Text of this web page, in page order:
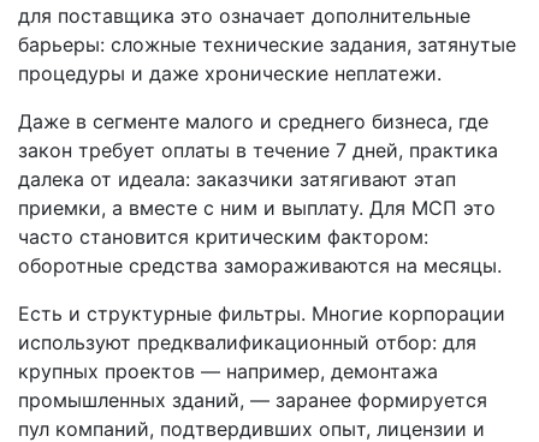
для поставщика это означает дополнительные
барьеры: сложные технические задания, затянутые
процедуры и даже хронические неплатежи.
Даже в сегменте малого и среднего бизнеса, где
закон требует оплаты в течение 7 дней, практика
далека от идеала: заказчики затягивают этап
приемки, а вместе с ним и выплату. Для МСП это
часто становится критическим фактором:
оборотные средства замораживаются на месяцы.
Есть и структурные фильтры. Многие корпорации
используют предквалификационный отбор: для
крупных проектов — например, демонтажа
промышленных зданий, — заранее формируется
пул компаний, подтвердивших опыт, лицензии и